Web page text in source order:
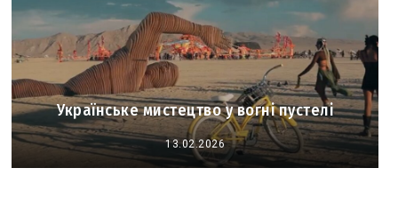
Українське мистецтво у вогні пустелі
13.02.2026